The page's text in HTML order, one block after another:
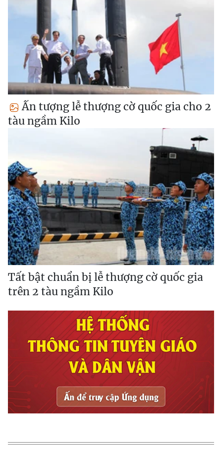
Ấn tượng lễ thượng cờ quốc gia cho 2
tàu ngầm Kilo
Tất bật chuẩn bị lễ thượng cờ quốc gia
trên 2 tàu ngầm Kilo